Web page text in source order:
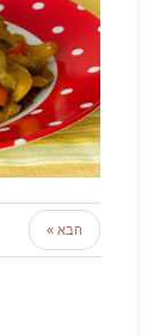
הבא »